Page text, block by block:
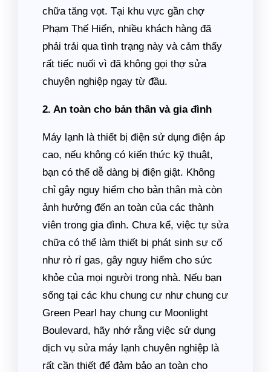
chữa tăng vọt. Tại khu vực gần chợ
Phạm Thế Hiển, nhiều khách hàng đã
phải trải qua tình trạng này và cảm thấy
rất tiếc nuối vì đã không gọi thợ sửa
chuyên nghiệp ngay từ đầu.
2. An toàn cho bản thân và gia đình
Máy lạnh là thiết bị điện sử dụng điện áp
cao, nếu không có kiến thức kỹ thuật,
bạn có thể dễ dàng bị điện giật. Không
chỉ gây nguy hiểm cho bản thân mà còn
ảnh hưởng đến an toàn của các thành
viên trong gia đình. Chưa kể, việc tự sửa
chữa có thể làm thiết bị phát sinh sự cố
như rò rỉ gas, gây nguy hiểm cho sức
khỏe của mọi người trong nhà. Nếu bạn
sống tại các khu chung cư như chung cư
Green Pearl hay chung cư Moonlight
Boulevard, hãy nhớ rằng việc sử dụng
dịch vụ sửa máy lạnh chuyên nghiệp là
rất cần thiết để đảm bảo an toàn cho